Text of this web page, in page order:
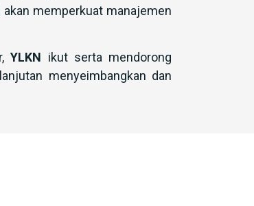
akan memperkuat manajemen
YLKN ikut serta mendorong
menyeimbangkan dan